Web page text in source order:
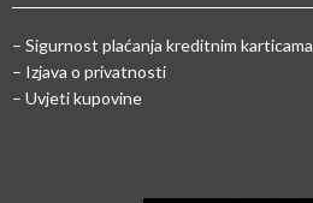
– Sigurnost plaćanja kreditnim karticama
– Izjava o privatnosti
– Uvjeti kupovine